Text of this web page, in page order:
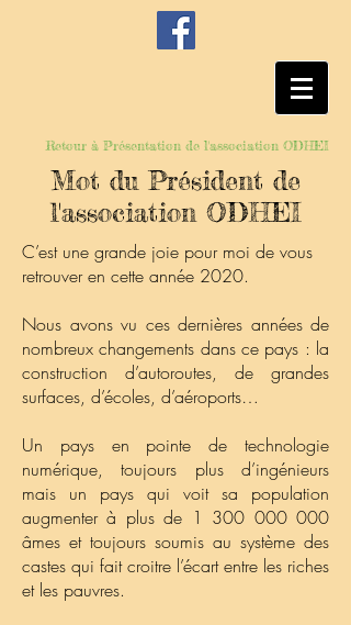
Retour à Présentation de l'association ODHEI
Mot du Président de
l'association ODHEI
C’est une grande joie pour moi de vous
retrouver en cette année 2020.
Nous avons vu ces dernières années de
nombreux changements dans ce pays : la
construction d’autoroutes, de grandes
surfaces, d’écoles, d’aéroports…
Un pays en pointe de technologie
numérique, toujours plus d’ingénieurs
mais un pays qui voit sa population
augmenter à plus de 1 300 000 000
âmes et toujours soumis au système des
castes qui fait croitre l’écart entre les riches
et les pauvres.